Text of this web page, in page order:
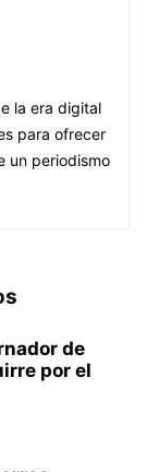
la era digital
para ofrecer
un periodismo
de
por el